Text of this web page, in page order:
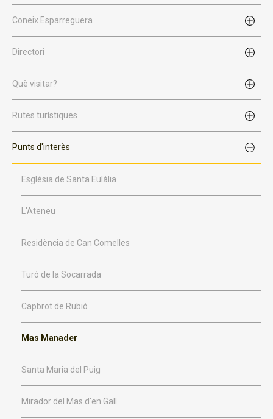
Coneix Esparreguera
Directori
Què visitar?
Rutes turístiques
Punts d'interès
Església de Santa Eulàlia
L'Ateneu
Residència de Can Comelles
Turó de la Socarrada
Capbrot de Rubió
Mas Manader
Santa Maria del Puig
Mirador del Mas d'en Gall